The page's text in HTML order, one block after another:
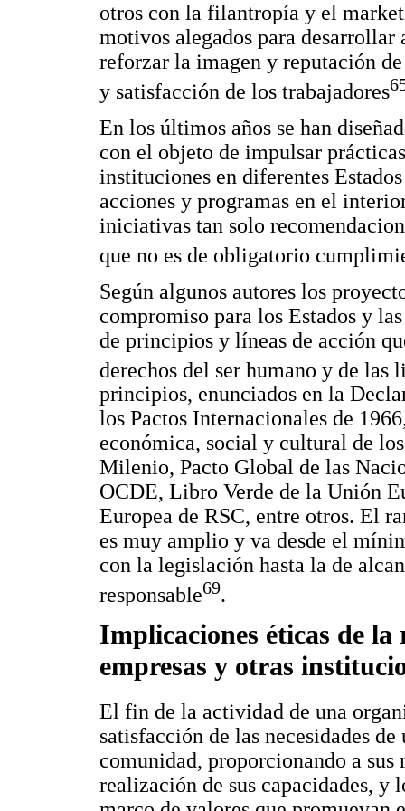
otros con la filantropía y el
motivos alegados para desarrollar
reforzar la imagen y reputación
y satisfacción de los trabajadores
En los últimos años se han
con el objeto de impulsar
instituciones en diferentes
acciones y programas en el
iniciativas tan solo
que no es de obligatorio
Según algunos autores los
compromiso para los Estados y
de principios y líneas de acción
derechos del ser humano y de las
principios, enunciados en la
los Pactos Internacionales de
económica, social y cultural de
Milenio, Pacto Global de las
OCDE, Libro Verde de la Unión
Europea de RSC, entre otros. El
es muy amplio y va desde el
con la legislación hasta la de
responsable69.
Implicaciones éticas de
empresas y otras
El fin de la actividad de una
satisfacción de las necesidades
comunidad, proporcionando a
realización de sus capacidades,